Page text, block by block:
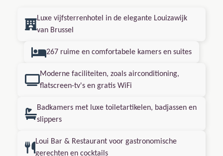
Luxe vijfsterrenhotel in de elegante Louizawijk
van Brussel
267 ruime en comfortabele kamers en suites
Moderne faciliteiten, zoals airconditioning,
flatscreen-tv's en gratis WiFi
Badkamers met luxe toiletartikelen, badjassen en
slippers
Loui Bar & Restaurant voor gastronomische
gerechten en cocktails